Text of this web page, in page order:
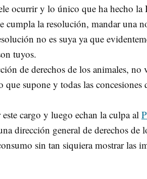
ocurrir y lo único que ha hecho la
la resolución, mandar una
no es suya ya que
tuyos.
de derechos de los animales, no
supone y todas las concesiones
cargo y luego echan la culpa al
dirección general de derechos de
sin tan siquiera mostrar las